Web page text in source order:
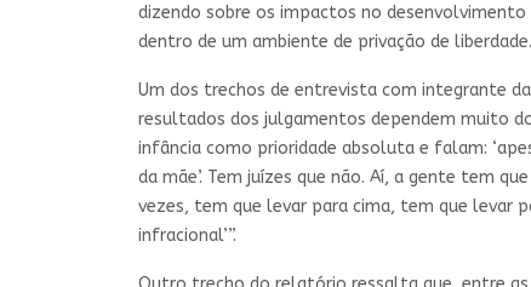
dizendo sobre os impactos no desenvolvimento
dentro de um ambiente de privação de
Um dos trechos de entrevista com integrante
resultados dos julgamentos dependem muito
infância como prioridade absoluta e falam:
da mãe’. Tem juízes que não. Aí, a gente tem
vezes, tem que levar para cima, tem que levar
infracional’”.